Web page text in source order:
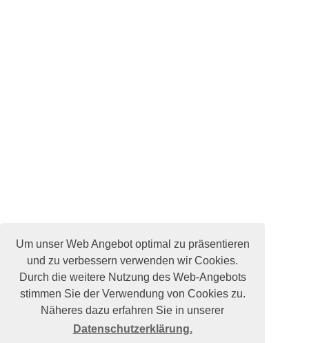
Um unser Web Angebot optimal zu präsentieren
und zu verbessern verwenden wir Cookies.
Durch die weitere Nutzung des Web-Angebots
stimmen Sie der Verwendung von Cookies zu.
Näheres dazu erfahren Sie in unserer
Datenschutzerklärung.